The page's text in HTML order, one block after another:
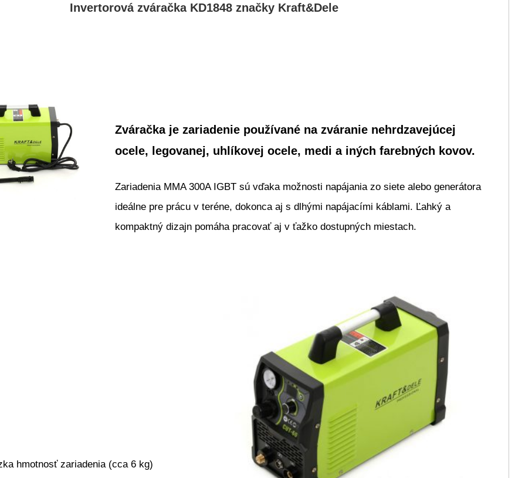
Invertorová zváračka KD1848 značky Kraft&Dele
Zváračka je zariadenie používané na zváranie nehrdzavejúcej
ocele, legovanej, uhlíkovej ocele, medi a iných farebných kovov.
Zariadenia MMA 300A IGBT sú vďaka možnosti napájania zo siete alebo generátora
ideálne pre prácu v teréne, dokonca aj s dlhými napájacími káblami. Ľahký a
kompaktný dizajn pomáha pracovať aj v ťažko dostupných miestach.
hmotnosť zariadenia (cca 6 kg)